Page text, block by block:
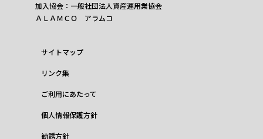
加入協会：一般社団法人資産運用業協会
ＡＬＡＭＣＯ アラムコ
サイトマップ
リンク集
ご利用にあたって
個人情報保護方針
勧誘方針